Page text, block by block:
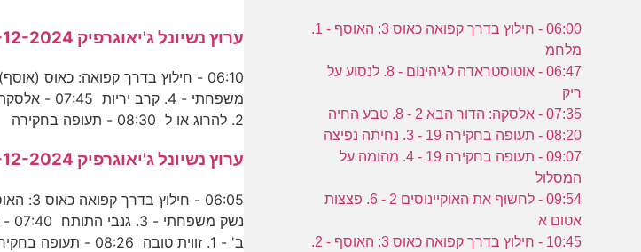
06:00 - חילוץ בדרך קפואה כאוס 3: האוסף - 1.
מלחמ
06:47 - אוטוסטראדה לגיהינום - 8. לנסוע על
ריק
07:35 - אלסקה: הדור הבא 2 - 8. טבע החיה
08:20 - תעופה בחקירה 19 - 3. נחיתה נפיצה
09:07 - תעופה בחקירה 19 - 4. מהומה על
המסלול
09:54 - לחשוף את האוקיינוסים 2 - 6. פצצות
אטום א
10:45 - חילוץ בדרך קפואה כאוס 3: האוסף - 2.
ערוץ נשיונל ג'יאוגרפיק 13-12-2024
2. להרוג או ל 08:30 - תעופה בחקירה
ערוץ נשיונל ג'יאוגרפיק 12-12-2024
ב' - 1. זווית טובה 08:26 - תעופה בחקירה